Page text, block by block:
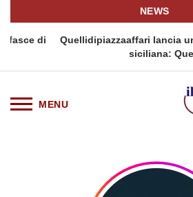
NEWS
Quellidipiazzaaffari lancia un
siciliana: